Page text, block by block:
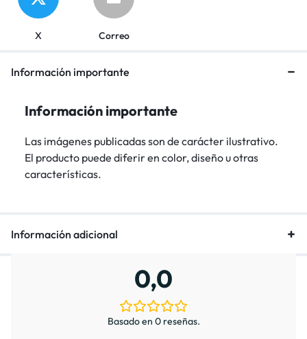
X Correo
Información importante
Información importante
Las imágenes publicadas son de carácter ilustrativo.
El producto puede diferir en color, diseño u otras
características.
Información adicional
0,0
Basado en 0 reseñas.